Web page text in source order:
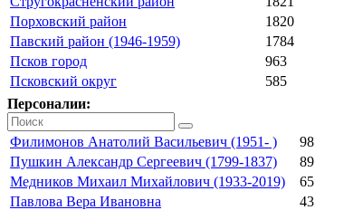
Порховский район
1820
Павский район (1946-1959)
1784
Псков город
963
Псковский округ
585
Персоналии:
Филимонов Анатолий Васильевич (1951- )
98
Пушкин Александр Сергеевич (1799-1837)
89
Медников Михаил Михайлович (1933-2019)
65
Павлова Вера Ивановна
43